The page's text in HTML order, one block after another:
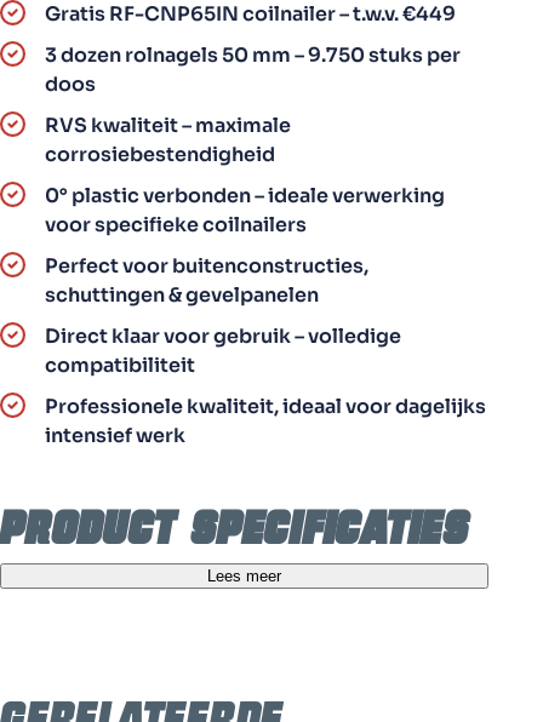
Gratis RF-CNP65IN coilnailer – t.w.v. €449
3 dozen rolnagels 50 mm – 9.750 stuks per
doos
RVS kwaliteit – maximale
corrosiebestendigheid
0° plastic verbonden – ideale verwerking
voor specifieke coilnailers
Perfect voor buitenconstructies,
schuttingen & gevelpanelen
Direct klaar voor gebruik – volledige
compatibiliteit
Professionele kwaliteit, ideaal voor dagelijks
intensief werk
Product specificaties
RF-CNP65IN
Krachtige 0° coilnailer,
Lees meer